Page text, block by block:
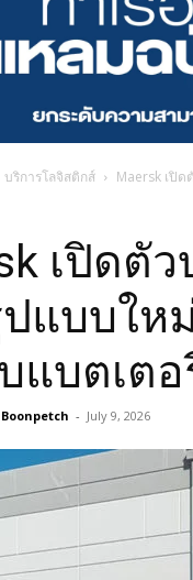
บริการโลจิสติกส์ Maersk เปิ
เปิดตั
แบบให
แบตเต
- July 9, 2026